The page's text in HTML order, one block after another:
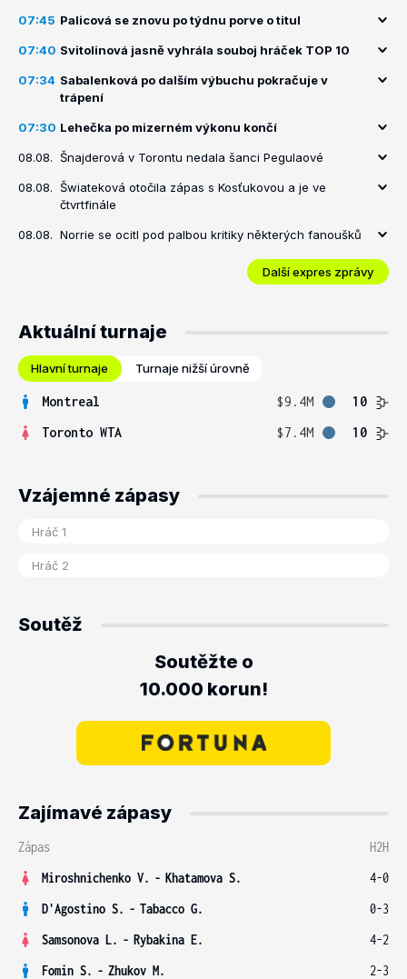
07:45 Palicová se znovu po týdnu porve o titul
07:40 Svitolinová jasně vyhrála souboj hráček TOP 10
07:34 Sabalenková po dalším výbuchu pokračuje v
trápení
07:30 Lehečka po mizerném výkonu končí
08.08. Šnajderová v Torontu nedala šanci Pegulaové
08.08. Šwiateková otočila zápas s Kosťukovou a je ve
čtvrtfinále
08.08. Norrie se ocitl pod palbou kritiky některých fanoušků
Další expres zprávy
Aktuální turnaje
Hlavní turnaje Turnaje nižší úrovně
Montreal $9.4M
10
Toronto WTA
$7.4M 10
Vzájemné zápasy
Soutěž
Soutěžte o
10.000 korun!
Zajímavé zápasy
Zápas
H2H
Miroshnichenko V. - Khatamova S.
4-0
D'Agostino S. - Tabacco G.
0-3
Samsonova L. - Rybakina E.
4-2
Fomin S. - Zhukov M.
2-3